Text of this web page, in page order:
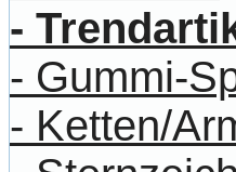
-
- Gummi-
- Ketten/